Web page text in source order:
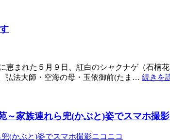
まれた５月９日、紅白のシャクナゲ（石楠
弘法大師・空海の母・玉依御前(たま… 続きを
家族連れら兜(かぶと)姿でスマホ撮